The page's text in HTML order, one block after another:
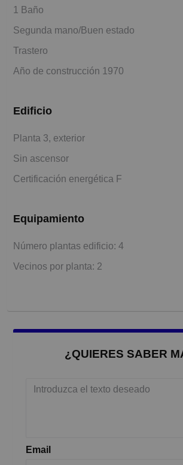
1 Baño
Segunda mano/Buen estado
Trastero
Año de construcción 1970
Edificio
Planta 3, exterior
Sin ascensor
Certificación energética F
Equipamiento
Número plantas edificio: 4
Vecinos por planta: 2
¿QUIERES SABER
Email